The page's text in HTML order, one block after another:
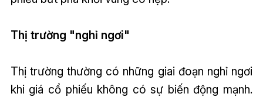
Thị trường "nghỉ ngơi"
Thị trường thường có những giai đoạn nghỉ ngơi
khi giá cổ phiếu không có sự biến động mạnh.